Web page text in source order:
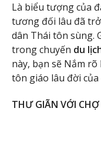
Là biểu tượng của
tương đối lâu đã
dân Thái tôn sùng.
trong chuyến du
này, bạn sẽ Nắm
tôn giáo lâu đời của
THƯ GIÃN VỚI